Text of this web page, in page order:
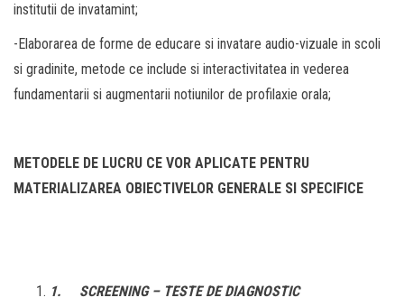
institutii de invatamint;
-Elaborarea de forme de educare si invatare audio-vizuale in scoli
si gradinite, metode ce include si interactivitatea in vederea
fundamentarii si augmentarii notiunilor de profilaxie orala;
METODELE DE LUCRU CE VOR APLICATE PENTRU
MATERIALIZAREA OBIECTIVELOR GENERALE SI SPECIFICE
1. SCREENING – TESTE DE DIAGNOSTIC